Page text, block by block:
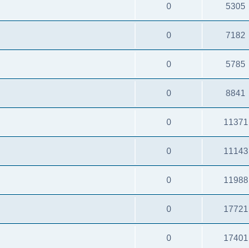
0 5305
0 7182
0 5785
0 8841
0 11371
0 11143
0 11988
0 17721
0 17401